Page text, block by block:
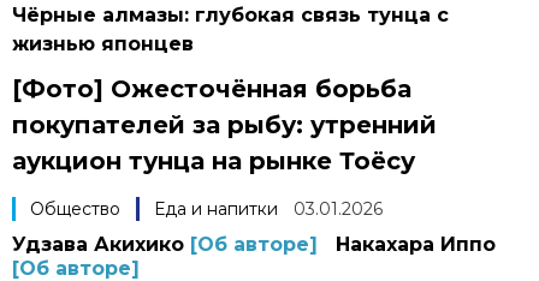
Путеводитель по Японии
Фото/Видео
Разделы
Люди
Популярные статьи
Чёрные алмазы: глубокая связь тунца с
жизнью японцев
[Фото] Ожесточённая борьба
покупателей за рыбу: утренний
аукцион тунца на рынке Тоёсу
Общество Еда и напитки 03.01.2026
Удзава Акихико [Об авторе]
Накахара Иппо
[Об авторе]